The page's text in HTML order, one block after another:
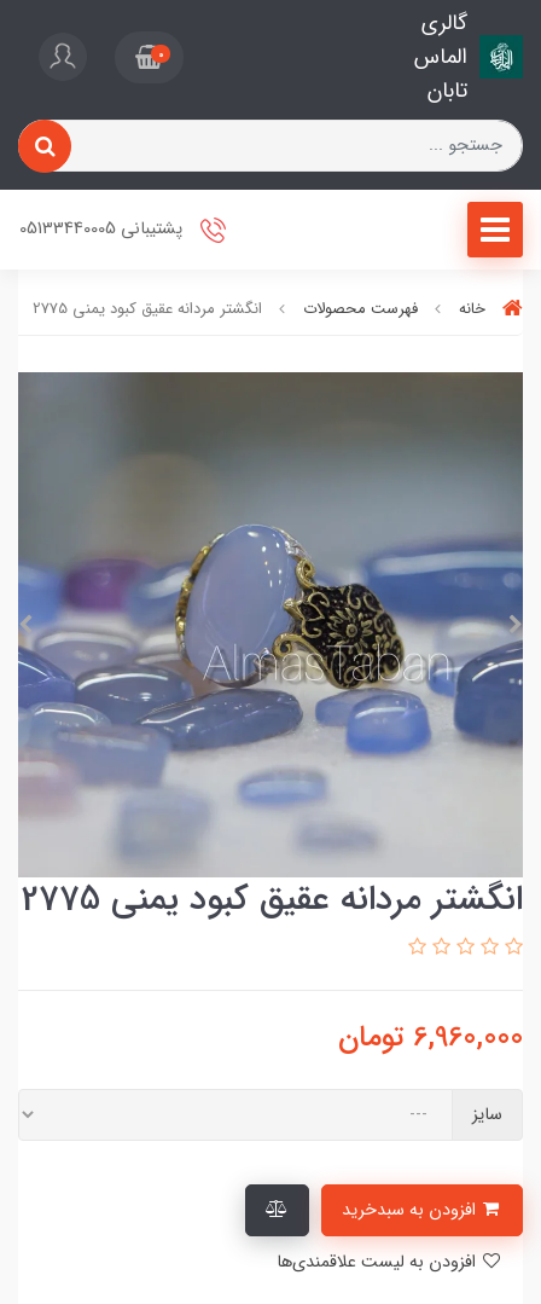
گالری
الماس
تابان
0
پشتیبانی 05133440005
خانه فهرست محصولات انگشتر مردانه عقیق کبود یمنی 2775
انگشتر مردانه عقیق کبود یمنی 2775
6,960,000 تومان
سایز